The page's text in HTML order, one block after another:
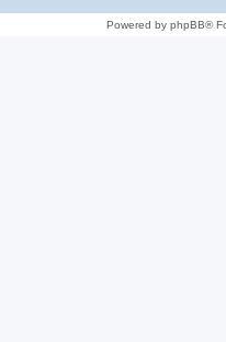
Powered by phpBB®